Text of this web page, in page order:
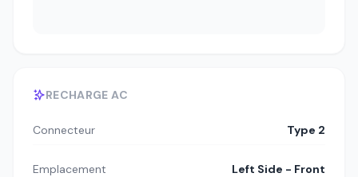
RECHARGE AC
Connecteur Type 2
Emplacement Left Side - Front